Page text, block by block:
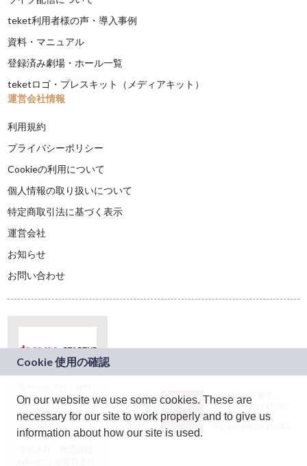
teket利用者様の声・導入事例
資料・マニュアル
登録済み劇場・ホール一覧
teketロゴ・プレスキット（メディアキット）
運営会社情報
利用規約
プライバシーポリシー
Cookieの利用について
個人情報の取り扱いについて
特定商取引法に基づく表示
運営会社
お知らせ
お問い合わせ
ドコモグループの新
規事業創出プログラ
ム「docomo
STARTUP」を通じて
JASRAC許諾番号：
9024936001Y45037
JASRAC許諾番号：
On our website we use some cookies. These are
necessary for our site to work properly and to give us
information about how our site is used.